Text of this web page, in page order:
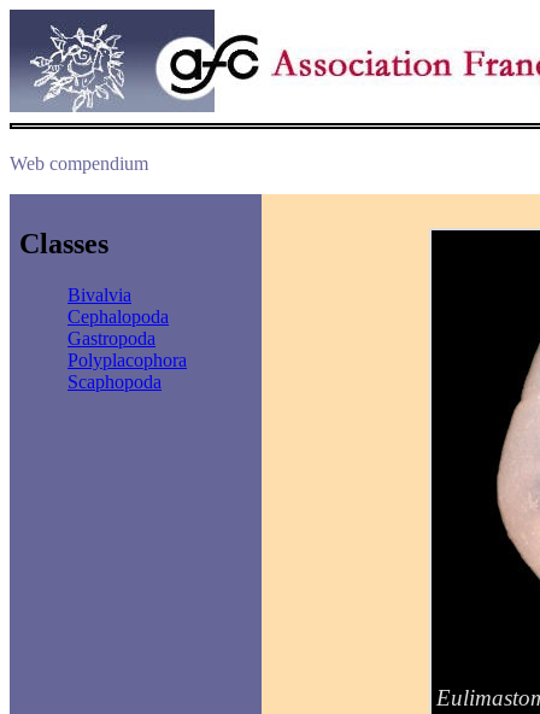
Web compendium
Classes
Bivalvia
Cephalopoda
Gastropoda
Polyplacophora
Scaphopoda